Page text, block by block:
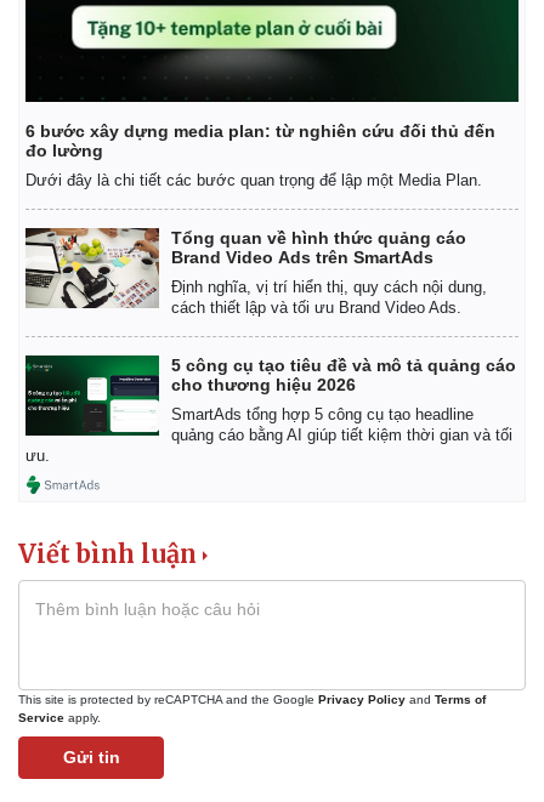
6 bước xây dựng media plan: từ nghiên cứu đối thủ đến
đo lường
Dưới đây là chi tiết các bước quan trọng để lập một Media Plan.
Tổng quan về hình thức quảng cáo
Brand Video Ads trên SmartAds
Định nghĩa, vị trí hiển thị, quy cách nội dung,
cách thiết lập và tối ưu Brand Video Ads.
5 công cụ tạo tiêu đề và mô tả quảng cáo
cho thương hiệu 2026
SmartAds tổng hợp 5 công cụ tạo headline
quảng cáo bằng AI giúp tiết kiệm thời gian và tối
ưu.
Viết bình luận
This site is protected by reCAPTCHA and the Google Privacy Policy and Terms of
Service apply.
Gửi tin